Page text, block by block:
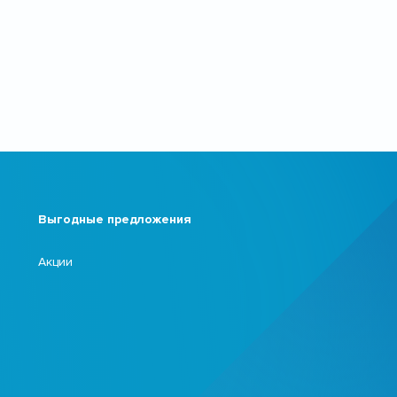
Выгодные предложения
Акции